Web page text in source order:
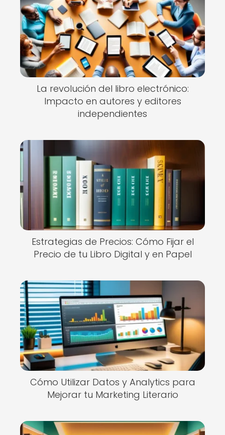
La revolución del libro electrónico:
Impacto en autores y editores
independientes
Estrategias de Precios: Cómo Fijar el
Precio de tu Libro Digital y en Papel
Cómo Utilizar Datos y Analytics para
Mejorar tu Marketing Literario